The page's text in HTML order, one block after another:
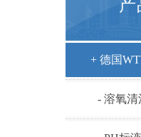
产
+ 德国
- 溶氧清